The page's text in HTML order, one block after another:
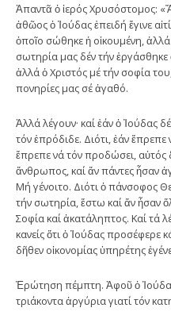
Ἀπαντᾶ ὁ ἱερός Χρυσόστομος:
ἀθῶος ὁ Ἰούδας ἐπειδή ἔγινε
ὁποῖο σώθηκε ἡ οἰκουμένη,
σωτηρία μας δέν τήν
ἀλλά ὁ Χριστός μέ τήν σοφία
πονηρίες μας σέ ἀγαθό.
Ἀλλά λέγουν· καί ἐάν ὁ Ἰούδας
τόν ἐπρόδιδε. Διότι, ἐάν
ἔπρεπε νά τόν προδώσει, αὐτός
ἄνθρωπος, καί ἄν πάντες ἦσαν
Μή γένοιτο. Διότι ὁ πάνσοφος
τήν σωτηρία, ἕστω καί ἄν ἦσαν
Σοφία καί ἀκατάληπτος. Καί τά
κανείς ὅτι ὁ Ἰούδας προσέφερε
δῆθεν οἰκονομίας ὑπηρέτης
Ἐρώτηση πέμπτη. Ἀφοῦ ὁ
τριάκοντα ἀργύρια γιατί τόν